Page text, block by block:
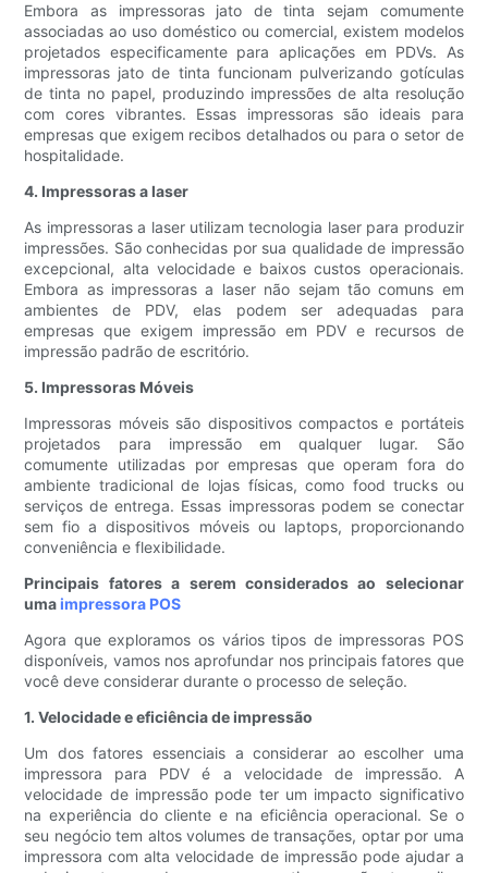
Embora as impressoras jato de tinta sejam comumente
associadas ao uso doméstico ou comercial, existem modelos
projetados especificamente para aplicações em PDVs. As
impressoras jato de tinta funcionam pulverizando gotículas
de tinta no papel, produzindo impressões de alta resolução
com cores vibrantes. Essas impressoras são ideais para
empresas que exigem recibos detalhados ou para o setor de
hospitalidade.
4. Impressoras a laser
As impressoras a laser utilizam tecnologia laser para produzir
impressões. São conhecidas por sua qualidade de impressão
excepcional, alta velocidade e baixos custos operacionais.
Embora as impressoras a laser não sejam tão comuns em
ambientes de PDV, elas podem ser adequadas para
empresas que exigem impressão em PDV e recursos de
impressão padrão de escritório.
5. Impressoras Móveis
Impressoras móveis são dispositivos compactos e portáteis
projetados para impressão em qualquer lugar. São
comumente utilizadas por empresas que operam fora do
ambiente tradicional de lojas físicas, como food trucks ou
serviços de entrega. Essas impressoras podem se conectar
sem fio a dispositivos móveis ou laptops, proporcionando
conveniência e flexibilidade.
Principais fatores a serem considerados ao selecionar
umaimpressora POS
Agora que exploramos os vários tipos de impressoras POS
disponíveis, vamos nos aprofundar nos principais fatores que
você deve considerar durante o processo de seleção.
1. Velocidade e eficiência de impressão
Um dos fatores essenciais a considerar ao escolher uma
impressora para PDV é a velocidade de impressão. A
velocidade de impressão pode ter um impacto significativo
na experiência do cliente e na eficiência operacional. Se o
seu negócio tem altos volumes de transações, optar por uma
impressora com alta velocidade de impressão pode ajudar a